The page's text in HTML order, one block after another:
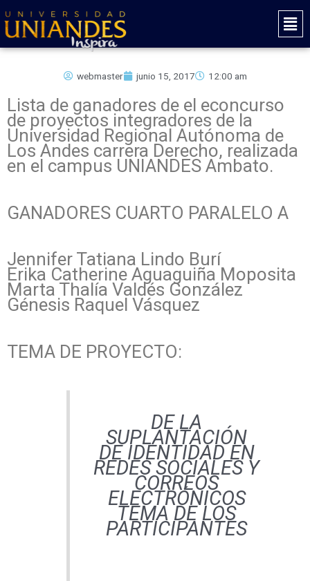
al
contenido
Main
webmaster junio 15, 2017 12:00 am
Lista de ganadores de el econcurso
de proyectos integradores de la
Universidad Regional Autónoma de
Los Andes carrera Derecho, realizada
en el campus UNIANDES Ambato.
GANADORES CUARTO PARALELO A
Jennifer Tatiana Lindo Burí
Erika Catherine Aguaguiña Moposita
Marta Thalía Valdés González
Génesis Raquel Vásquez
TEMA DE PROYECTO:
DE LA
SUPLANTACIÓN
DE IDENTIDAD EN
REDES SOCIALES Y
CORREOS
ELECTRÓNICOS
TEMA DE LOS
PARTICIPANTES